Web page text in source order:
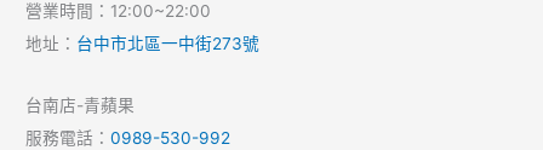
營業時間：12:00~22:00
地址： 台中市北區一中街273號
台南店-青蘋果
服務電話：0989-530-992